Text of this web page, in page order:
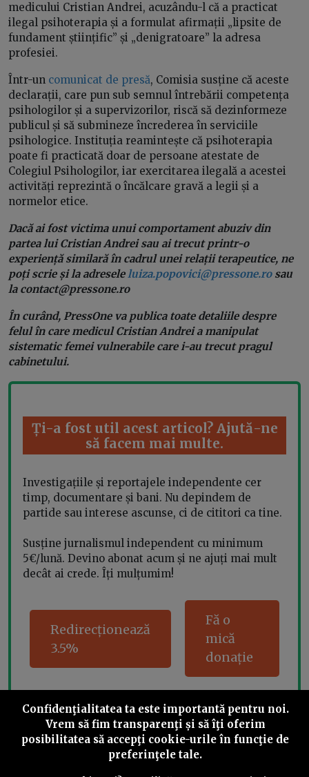
medicului Cristian Andrei, acuzându-l că a practicat
ilegal psihoterapia și a formulat afirmații „lipsite de
fundament științific” și „denigratoare” la adresa
profesiei.
Într-un comunicat de presă, Comisia susține că aceste
declarații, care pun sub semnul întrebării competența
psihologilor și a supervizorilor, riscă să dezinformeze
publicul și să submineze încrederea în serviciile
psihologice. Instituția reamintește că psihoterapia
poate fi practicată doar de persoane atestate de
Colegiul Psihologilor, iar exercitarea ilegală a acestei
activități reprezintă o încălcare gravă a legii și a
normelor etice.
Dacă ai fost victima unui comportament abuziv din
partea lui Cristian Andrei sau ai trecut printr-o
experiență similară în cadrul unei relații terapeutice, ne
poți scrie și la adreseleluiza.popovici@pressone.rosau
la contact@pressone.ro
În curând, PressOne va publica toate detaliile despre
felul în care medicul Cristian Andrei a manipulat
sistematic femei vulnerabile care i-au trecut pragul
cabinetului.
Ți-a fost util acest articol? Ajută-ne
să facem mai multe.
Investigațiile și reportajele independente cer
timp, documentare și bani. Nu depindem de
partide sau interese ascunse, ci de cititori ca tine.
Susține jurnalismul independent cu minimum
5€/lună. Devino abonat acum și ne ajuți mai mult
decât ai crede. Îți mulțumim!
Redirecționează
3.5%
Fă o
mică
donație
Share this
Confidenţialitatea ta este importantă pentru noi.
Vrem să fim transparenţi și să îţi oferim
posibilitatea să accepţi cookie-urile în funcţie de
preferinţele tale.